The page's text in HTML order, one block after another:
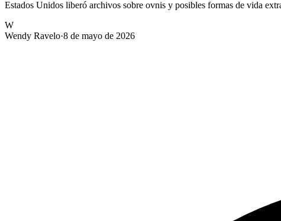
Estados Unidos liberó archivos sobre ovnis y posibles formas de vida
W
Wendy Ravelo·8 de mayo de 2026